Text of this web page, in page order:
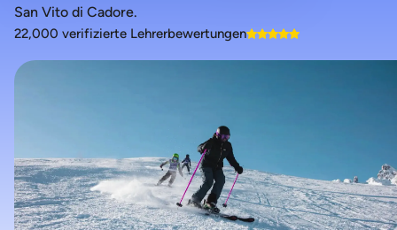
San Vito di Cadore.
22,000 verifizierte Lehrerbewertungen